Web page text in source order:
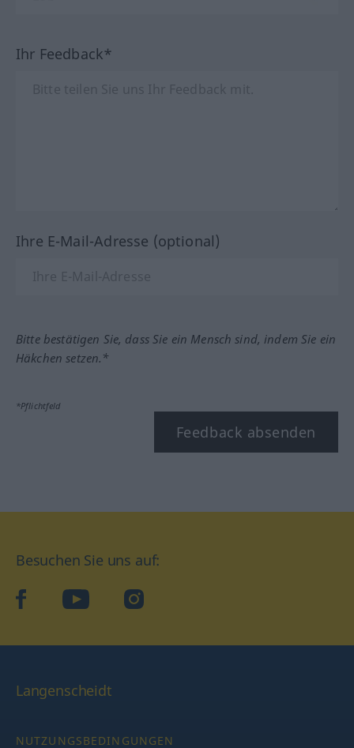
Ihr Feedback*
Ihre E-Mail-Adresse (optional)
Bitte bestätigen Sie, dass Sie ein Mensch sind, indem Sie ein
Häkchen setzen.*
*Pflichtfeld
Feedback absenden
Besuchen Sie uns auf:
facebookYouTube Instagram
Langenscheidt
NUTZUNGSBEDINGUNGEN